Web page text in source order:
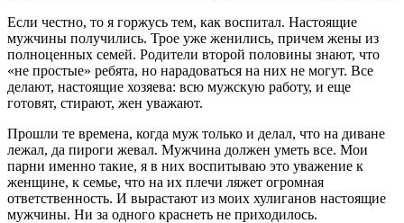
Если честно, то я горжусь тем, как воспитал. Настоящие
мужчины получились. Трое уже женились, причем жены из
полноценных семей. Родители второй половины знают, что
«не простые» ребята, но нарадоваться на них не могут. Все
делают, настоящие хозяева: всю мужскую работу, и еще
готовят, стирают, жен уважают.
Прошли те времена, когда муж только и делал, что на диване
лежал, да пироги жевал. Мужчина должен уметь все. Мои
парни именно такие, я в них воспитываю это уважение к
женщине, к семье, что на их плечи ляжет огромная
ответственность. И вырастают из моих хулиганов настоящие
мужчины. Ни за одного краснеть не приходилось.